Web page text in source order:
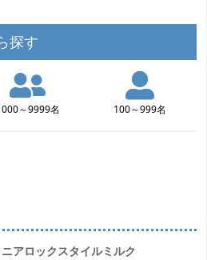
探す
～9999名 100～999名
ニアロックスタイルミルク